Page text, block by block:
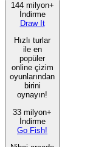
144 milyon+
İndirme
Draw It
Hızlı turlar
ile en
popüler
online çizim
oyunlarından
birini
oynayın!
33 milyon+
İndirme
Go Fish!